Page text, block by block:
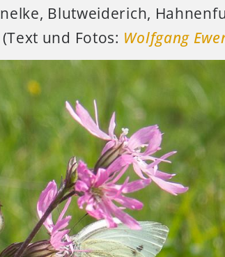
Blutweiderich,
und Fotos: Wolfgang